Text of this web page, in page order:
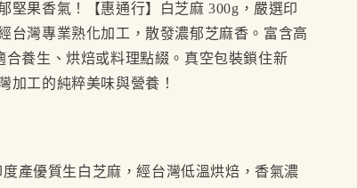
堅果香氣！【惠通行】白芝麻 300g，嚴選印
台灣專業熟化加工，散發濃郁芝麻香。富含高
合養生、烘焙或料理點綴。真空包裝鎖住新
加工的純粹美味與營養！
度產優質生白芝麻，經台灣低溫烘焙，香氣濃